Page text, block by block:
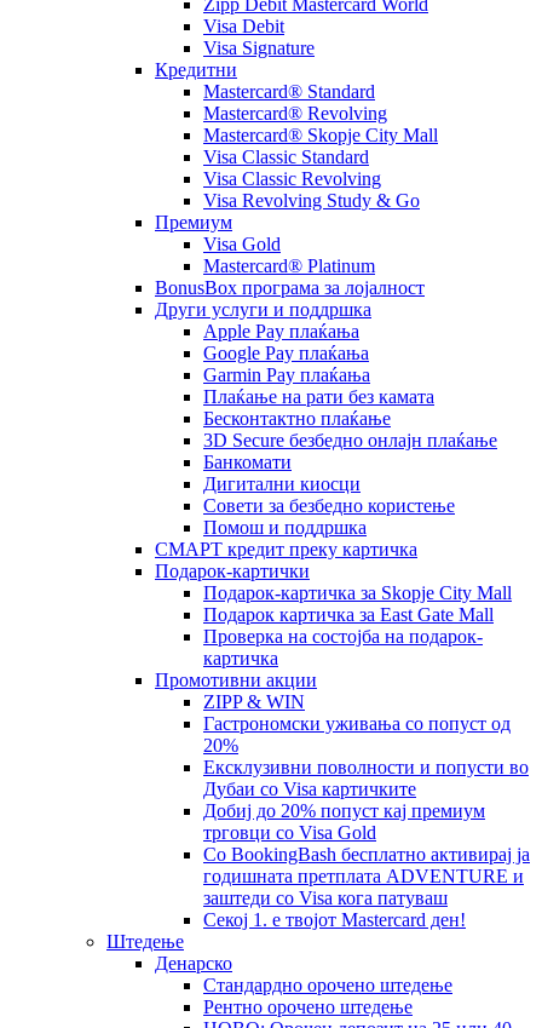
Zipp Debit Mastercard World
Visa Debit
Visa Signature
Кредитни
Mastercard® Standard
Mastercard® Revolving
Mastercard® Skopje City Mall
Visa Classic Standard
Visa Classic Revolving
Visa Revolving Study & Go
Премиум
Visa Gold
Mastercard® Platinum
BonusBox програма за лојалност
Други услуги и поддршка
Apple Pay плаќања
Google Pay плаќања
Garmin Pay плаќања
Плаќање на рати без камата
Бесконтактно плаќање
3D Secure безбедно онлајн плаќање
Банкомати
Дигитални киосци
Совети за безбедно користење
Помош и поддршка
СМАРТ кредит преку картичка
Подарок-картички
Подарок-картичка за Skopje City Mall
Подарок картичка за East Gate Mall
Проверка на состојба на подарок-
картичка
Промотивни акции
ZIPP & WIN
Гастрономски уживања со попуст од
20%
Eксклузивни поволности и попусти во
Дубаи со Visa картичките
Добиј до 20% попуст кај премиум
трговци со Visa Gold
Со BookingBash бесплатно активирај ја
годишната претплата ADVENTURE и
заштеди со Visa кога патуваш
Секој 1. е твојот Mastercard ден!
Штедење
Денарско
Стандардно орочено штедење
Рентно орочено штедење